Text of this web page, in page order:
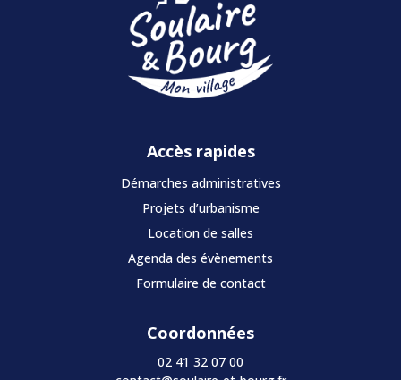
Accès rapides
Démarches administratives
Projets d’urbanisme
Location de salles
Agenda des évènements
Formulaire de contact
Coordonnées
02 41 32 07 00